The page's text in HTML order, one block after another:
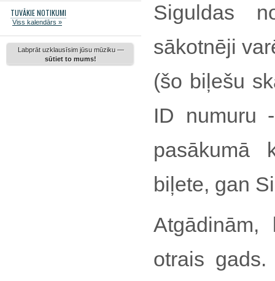
TUVĀKIE NOTIKUMI
Viss kalendārs »
Labprāt uzklausīsim jūsu mūziku —
sūtiet to mums!
Siguldas
sākotnēji
(šo biļešu
ID numuru
pasākumā
biļete, gan
otrais